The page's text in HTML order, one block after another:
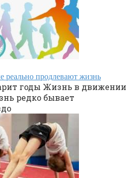
реально продлевают жизнь
годы Жизнь в движении
редко бывает